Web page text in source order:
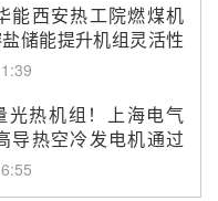
能西安热工院燃煤机
储能提升机组灵活性
设计第三方评审服务
光热机组！上海电气
导热空冷发电机通过